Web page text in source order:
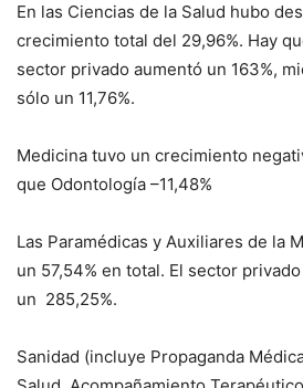
En las Ciencias de la Salud hubo
crecimiento total del 29,96%. Hay
sector privado aumentó un 163%,
sólo un 11,76%.
Medicina tuvo un crecimiento
que Odontología –11,48%
Las Paramédicas y Auxiliares de la
un 57,54% en total. El sector
un 285,25%.
Sanidad (incluye Propaganda